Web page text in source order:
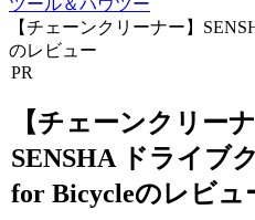
ツール＆ハウツー
【チェーンクリーナー】
のレビュー
PR
【チェーンクリーナ
SENSHA ドライブ
for Bicycleのレビュ